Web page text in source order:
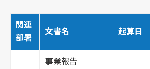
関連
部署
文書名 起算日
事業報告